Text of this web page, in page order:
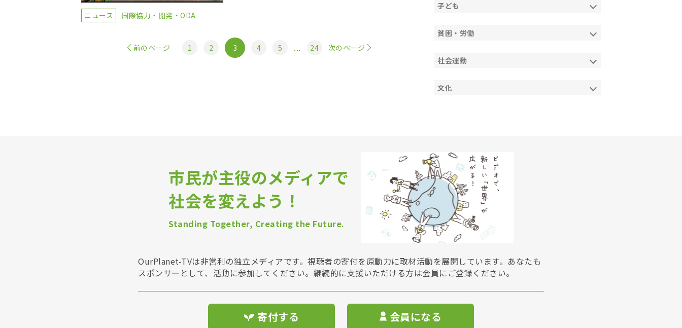
ニュース 国際協力・開発・ODA
前のページ 1 2 3 4 5 ... 24 次のページ
子ども
貧困・労働
社会運動
文化
市民が主役のメディアで
社会を変えよう！
Standing Together, Creating the Future.
OurPlanet-TVは非営利の独立メディアです。視聴者の寄付を原動力に取材活動を展開しています。あなたも
スポンサーとして、活動に参加してください。継続的に支援いただける方は会員にご登録ください。
寄付する 会員になる